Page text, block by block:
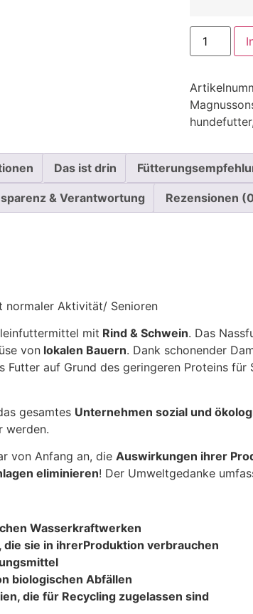
hundefutter,
Das ist drin
& Verantwortung Rezensionen
normaler Aktivität/ Senioren
mit Rind & Schwein. Das
von lokalen Bauern. Dank schonender
Futter auf Grund des geringeren Proteins
gesamtes Unternehmen sozial und
werden.
von Anfang an, die Auswirkungen ihrer
eliminieren! Der Umweltgedanke
Wasserkraftwerken
sie in ihrerProduktion verbrauchen
biologischen Abfällen
die für Recycling zugelassen sind